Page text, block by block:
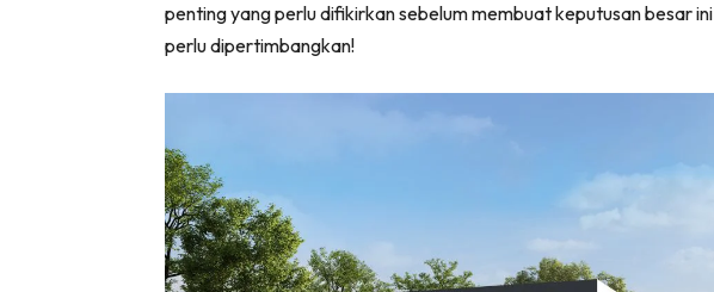
penting yang perlu difikirkan sebelum membuat keputusan besar
perlu dipertimbangkan!